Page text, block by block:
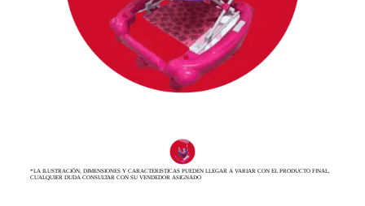
*LA ILUSTRACIÓN, DIMENSIONES Y CARACTERISTICAS PUEDEN LLEGAR A VARIAR CON EL PRODUCTO FINAL,
CUALQUIER DUDA CONSULTAR CON SU VENDEDOR ASIGNADO